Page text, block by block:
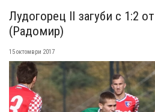
Лудогорец II загуби с 1:2
(Радомир)
15 октомври 2017